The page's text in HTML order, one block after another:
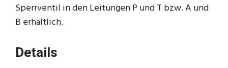
Sperrventil in den Leitungen P und T bzw. A und
B erhältlich.
Details